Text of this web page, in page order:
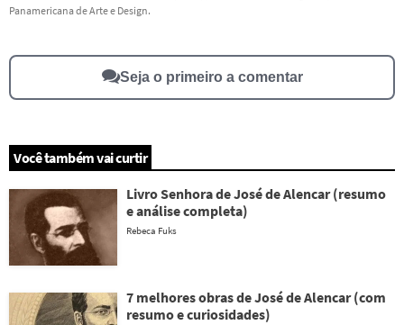
Este conteúdo não tem a informação que procuro
Panamericana de Arte e Design.
Seja o primeiro a comentar
Você também vai curtir
Livro Senhora de José de Alencar (resumo
e análise completa)
Rebeca Fuks
7 melhores obras de José de Alencar (com
resumo e curiosidades)